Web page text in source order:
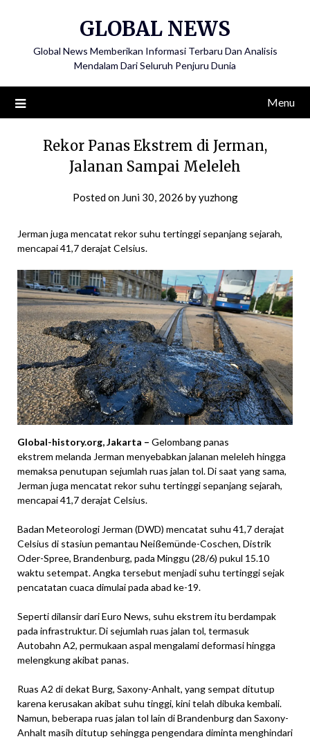
GLOBAL NEWS
Global News Memberikan Informasi Terbaru Dan Analisis
Mendalam Dari Seluruh Penjuru Dunia
Menu
Rekor Panas Ekstrem di Jerman,
Jalanan Sampai Meleleh
Posted on Juni 30, 2026 byyuzhong
Jerman juga mencatat rekor suhu tertinggi sepanjang sejarah,
mencapai 41,7 derajat Celsius.
Global-history.org, Jakarta – Gelombang panas
ekstrem melanda Jerman menyebabkan jalanan meleleh hingga
memaksa penutupan sejumlah ruas jalan tol. Di saat yang sama,
Jerman juga mencatat rekor suhu tertinggi sepanjang sejarah,
mencapai 41,7 derajat Celsius.
Badan Meteorologi Jerman (DWD) mencatat suhu 41,7 derajat
Celsius di stasiun pemantau Neißemünde-Coschen, Distrik
Oder-Spree, Brandenburg, pada Minggu (28/6) pukul 15.10
waktu setempat. Angka tersebut menjadi suhu tertinggi sejak
pencatatan cuaca dimulai pada abad ke-19.
Seperti dilansir dari Euro News, suhu ekstrem itu berdampak
pada infrastruktur. Di sejumlah ruas jalan tol, termasuk
Autobahn A2, permukaan aspal mengalami deformasi hingga
melengkung akibat panas.
Ruas A2 di dekat Burg, Saxony-Anhalt, yang sempat ditutup
karena kerusakan akibat suhu tinggi, kini telah dibuka kembali.
Namun, beberapa ruas jalan tol lain di Brandenburg dan Saxony-
Anhalt masih ditutup sehingga pengendara diminta menghindari